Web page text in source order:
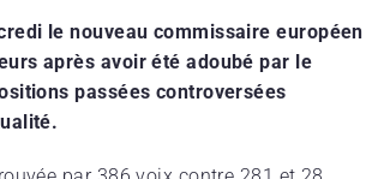
le nouveau commissaire européen
après avoir été adoubé par le
passées controversées